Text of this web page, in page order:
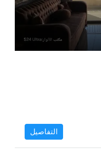
التفاصيل